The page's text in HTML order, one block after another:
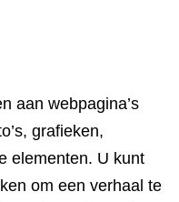
aan webpagina’s
grafieken,
elementen. U kunt
om een ​​verhaal te